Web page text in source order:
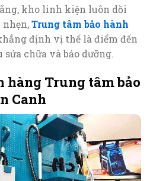
kho linh kiện luôn dồi
Trung tâm bảo hành
định vị thế là điểm đến
chữa và bảo dưỡng.
hàng Trung tâm bảo
Canh